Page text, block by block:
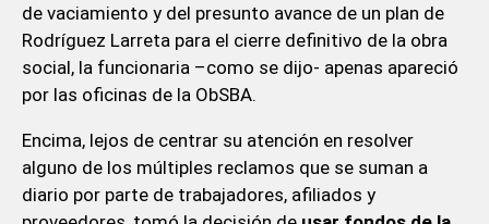
de vaciamiento y del presunto avance de un plan de
Rodríguez Larreta para el cierre definitivo de la obra
social, la funcionaria –como se dijo- apenas apareció
por las oficinas de la ObSBA.
Encima, lejos de centrar su atención en resolver
alguno de los múltiples reclamos que se suman a
diario por parte de trabajadores, afiliados y